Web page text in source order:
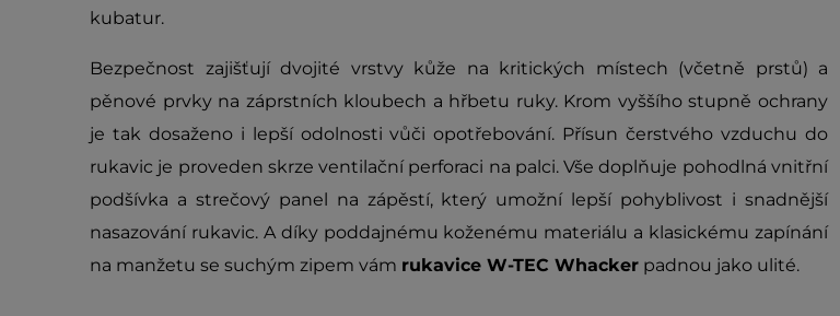
kubatur.
Bezpečnost zajišťují dvojité vrstvy kůže na kritických místech (včetně prstů) a
pěnové prvky na záprstních kloubech a hřbetu ruky. Krom vyššího stupně ochrany
je tak dosaženo i lepší odolnosti vůči opotřebování. Přísun čerstvého vzduchu do
rukavic je proveden skrze ventilační perforaci na palci. Vše doplňuje pohodlná vnitřní
podšívka a strečový panel na zápěstí, který umožní lepší pohyblivost i snadnější
nasazování rukavic. A díky poddajnému koženému materiálu a klasickému zapínání
na manžetu se suchým zipem vám rukavice W-TEC Whacker padnou jako ulité.